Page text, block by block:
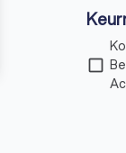
check_box_outline_blank